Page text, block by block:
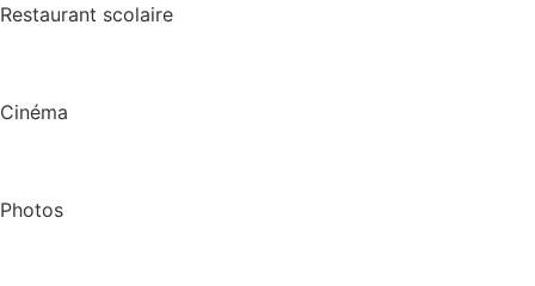
Restaurant scolaire
Cinéma
Photos